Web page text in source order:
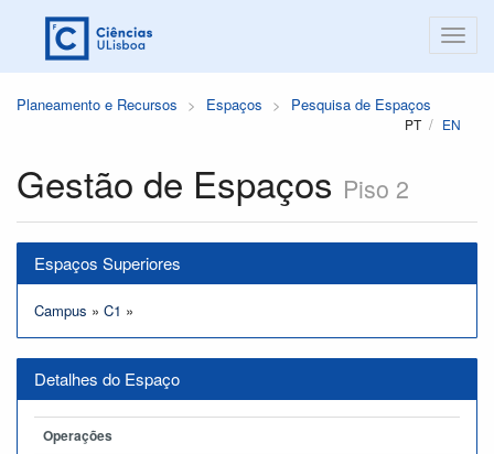
Planeamento e Recursos Espaços Pesquisa de Espaços
PT EN
Gestão de Espaços Piso 2
Espaços Superiores
Campus » C1 »
Detalhes do Espaço
Operações